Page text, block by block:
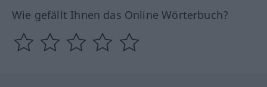
Wie gefällt Ihnen das Online Wörterbuch?